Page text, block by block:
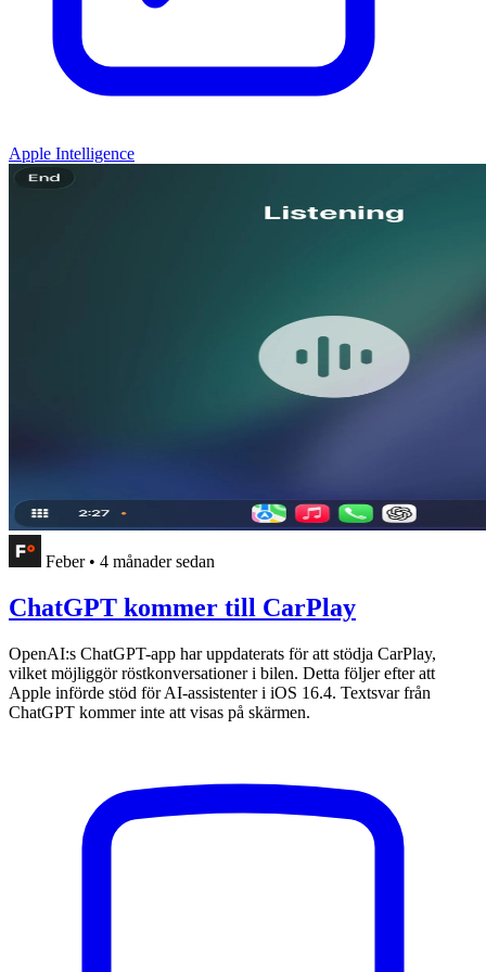
Apple Intelligence
Feber • 4 månader sedan
ChatGPT kommer till CarPlay
OpenAI:s ChatGPT-app har uppdaterats för att stödja CarPlay,
vilket möjliggör röstkonversationer i bilen. Detta följer efter att
Apple införde stöd för AI-assistenter i iOS 16.4. Textsvar från
ChatGPT kommer inte att visas på skärmen.